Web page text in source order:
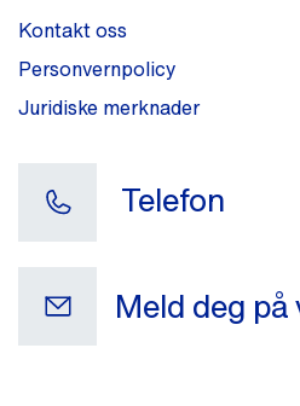
Kontakt oss
Personvernpolicy
Juridiske merknader
Telefon
Meld deg